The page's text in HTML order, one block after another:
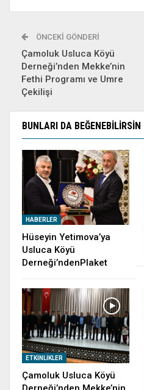
ÖNCEKI GÖNDERI
Çamoluk Usluca Köyü
Derneği’nden Mekke’nin
Fethi Programı ve Umre
Çekilişi
BUNLARI DA BEĞENEBILIRSIN
HABERLER
Hüseyin Yetimova’ya
Usluca Köyü
Derneği’ndenPlaket
ETKINLIKLER
Çamoluk Usluca Köyü